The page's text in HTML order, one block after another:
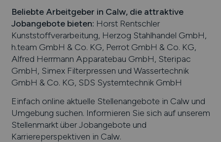
Beliebte Arbeitgeber in Calw, die attraktive
Jobangebote bieten: Horst Rentschler
Kunststoffverarbeitung, Herzog Stahlhandel GmbH,
h.team GmbH & Co. KG, Perrot GmbH & Co. KG,
Alfred Herrmann Apparatebau GmbH, Steripac
GmbH, Simex Filterpressen und Wassertechnik
GmbH & Co. KG, SDS Systemtechnik GmbH
Einfach online aktuelle Stellenangebote in Calwund
Umgebung suchen. Informieren Sie sich auf unserem
Stellenmarkt über Jobangebote und
Karriereperspektiven in Calw.